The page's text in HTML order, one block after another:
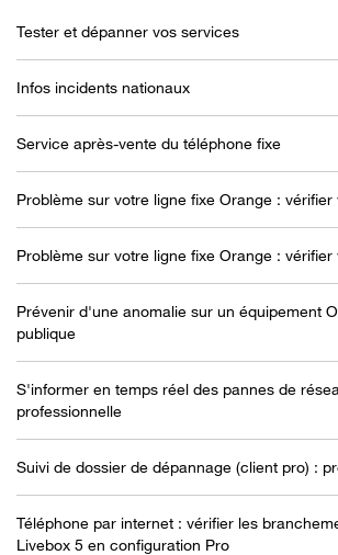
Tester et dépanner vos services
Infos incidents nationaux
Service après-vente du téléphone fixe
Problème sur votre ligne fixe Orange : vérifier
Problème sur votre ligne fixe Orange :
Prévenir d'une anomalie sur un équipement
publique
S'informer en temps réel des pannes de
professionnelle
Suivi de dossier de dépannage (client pro) :
Téléphone par internet : vérifier les
Livebox 5 en configuration Pro